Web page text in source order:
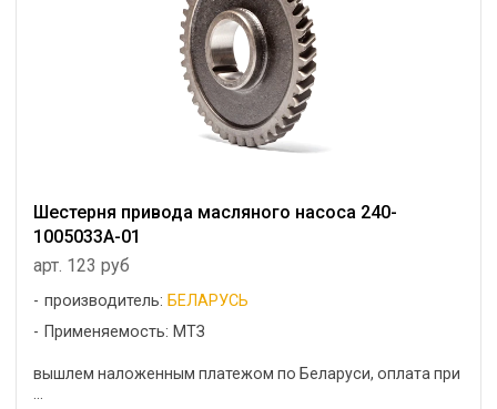
Шестерня привода масляного насоса 240-
1005033А-01
арт. 123 руб
производитель: БЕЛАРУСЬ
Применяемость: МТЗ
вышлем наложенным платежом по Беларуси, оплата при